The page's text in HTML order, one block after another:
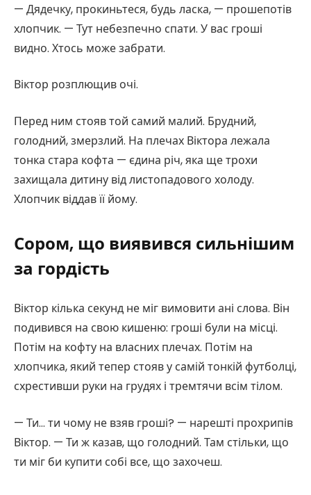
— Дядечку, прокиньтеся, будь ласка, — прошепотів
хлопчик. — Тут небезпечно спати. У вас гроші
видно. Хтось може забрати.
Віктор розплющив очі.
Перед ним стояв той самий малий. Брудний,
голодний, змерзлий. На плечах Віктора лежала
тонка стара кофта — єдина річ, яка ще трохи
захищала дитину від листопадового холоду.
Хлопчик віддав її йому.
Сором, що виявився сильнішим
за гордість
Віктор кілька секунд не міг вимовити ані слова. Він
подивився на свою кишеню: гроші були на місці.
Потім на кофту на власних плечах. Потім на
хлопчика, який тепер стояв у самій тонкій футболці,
схрестивши руки на грудях і тремтячи всім тілом.
— Ти… ти чому не взяв гроші? — нарешті прохрипів
Віктор. — Ти ж казав, що голодний. Там стільки, що
ти міг би купити собі все, що захочеш.